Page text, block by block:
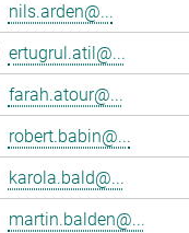
nils.arden@...
ertugrul.atil@...
farah.atour@...
robert.babin@...
karola.bald@...
martin.balden@...